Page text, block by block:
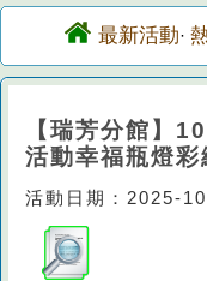
最新活動·
【瑞芳分館】
活動幸福瓶燈彩
活動日期：2025-